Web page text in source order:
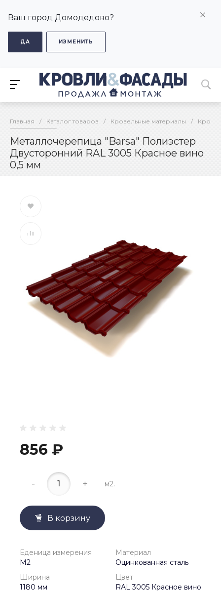
Ваш город Домодедово?
ДА ИЗМЕНИТЬ
Главная / Каталог товаров / Кровельные материалы /
Металлочерепица "Barsa" Полиэстер
Двусторонний RAL 3005 Красное вино
0,5 мм
856 ₽
- + м2.
В корзину
Еденица измерения
М2
Материал
Оцинкованная сталь
Ширина
1180 мм
Цвет
RAL 3005 Красное вино